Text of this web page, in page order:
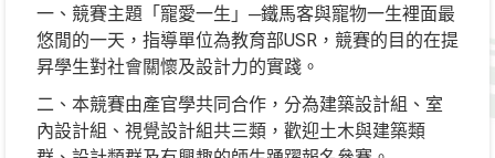
一、競賽主題「寵愛一生」─鐵馬客與寵物一生裡面最
悠閒的一天，指導單位為教育部USR，競賽的目的在提
昇學生對社會關懷及設計力的實踐。
二、本競賽由產官學共同合作，分為建築設計組、室
內設計組、視覺設計組共三類，歡迎土木與建築類